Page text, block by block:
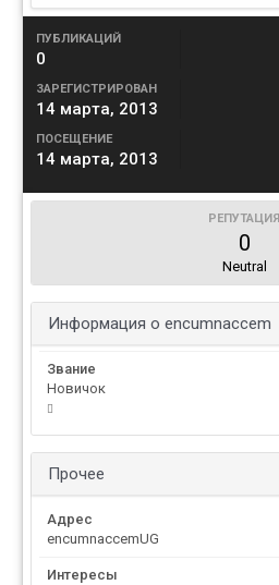
ПУБЛИКАЦИЙ
0
ЗАРЕГИСТРИРОВАН
14 марта, 2013
ПОСЕЩЕНИЕ
14 марта, 2013
РЕПУТАЦИЯ
0
Neutral
Информация о encumnaccem
Звание
Новичок
Прочее
Адрес
encumnaccemUG
Интересы